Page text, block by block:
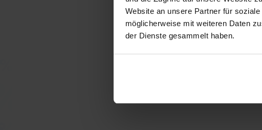
Website an unsere Partner für
möglicherweise mit weiteren Daten
der Dienste gesammelt haben.